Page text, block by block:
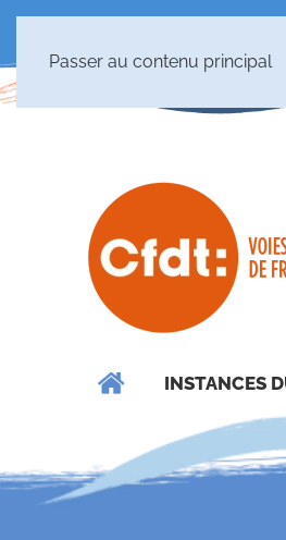
Passer au contenu principal
INSTANCES